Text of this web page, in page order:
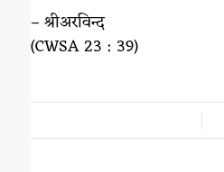
– श्रीअरविन्द
(CWSA 23 : 39)